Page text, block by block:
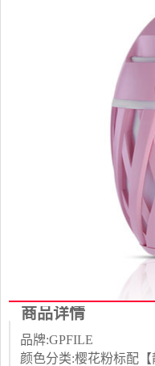
商品详情
品牌:GPFILE